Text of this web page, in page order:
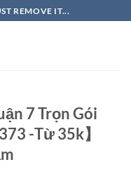
REMOVE IT...
7 Trọn Gói
-Từ 35k】